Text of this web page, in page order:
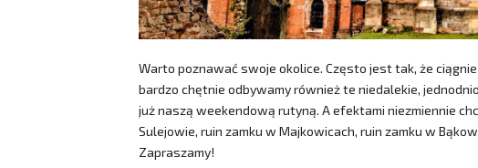
Warto poznawać swoje okolice. Często jest tak, że
bardzo chętnie odbywamy również te niedalekie,
już naszą weekendową rutyną. A efektami niezmiennie
Sulejowie, ruin zamku w Majkowicach, ruin zamku w
Zapraszamy!